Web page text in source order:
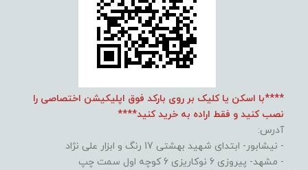
****با اسکن یا کلیک بر روی بارکد فوق اپلیکیشن اختصاصی را
نصب کنید و فقط اراده به خرید کنید****
آدرس:
- نیشابور- ابتدای شهید بهشتی 17 رنگ و ابزار علی نژاد
- مشهد- پیروزی 6 نوکاریزی 6 کوچه اول سمت چپ